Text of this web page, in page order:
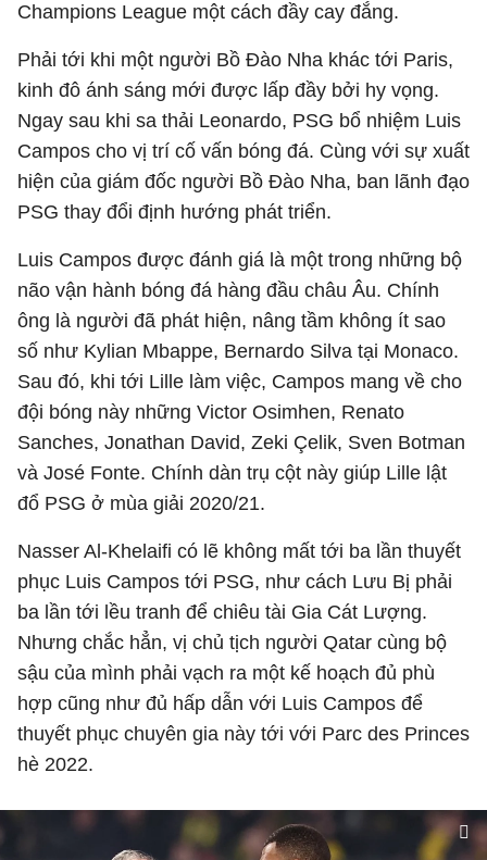
Champions League một cách đầy cay đắng.
Phải tới khi một người Bồ Đào Nha khác tới Paris,
kinh đô ánh sáng mới được lấp đầy bởi hy vọng.
Ngay sau khi sa thải Leonardo, PSG bổ nhiệm Luis
Campos cho vị trí cố vấn bóng đá. Cùng với sự xuất
hiện của giám đốc người Bồ Đào Nha, ban lãnh đạo
PSG thay đổi định hướng phát triển.
Luis Campos được đánh giá là một trong những bộ
não vận hành bóng đá hàng đầu châu Âu. Chính
ông là người đã phát hiện, nâng tầm không ít sao
số như Kylian Mbappe, Bernardo Silva tại Monaco.
Sau đó, khi tới Lille làm việc, Campos mang về cho
đội bóng này những Victor Osimhen, Renato
Sanches, Jonathan David, Zeki Çelik, Sven Botman
và José Fonte. Chính dàn trụ cột này giúp Lille lật
đổ PSG ở mùa giải 2020/21.
Nasser Al-Khelaifi có lẽ không mất tới ba lần thuyết
phục Luis Campos tới PSG, như cách Lưu Bị phải
ba lần tới lều tranh để chiêu tài Gia Cát Lượng.
Nhưng chắc hẳn, vị chủ tịch người Qatar cùng bộ
sậu của mình phải vạch ra một kế hoạch đủ phù
hợp cũng như đủ hấp dẫn với Luis Campos để
thuyết phục chuyên gia này tới với Parc des Princes
hè 2022.